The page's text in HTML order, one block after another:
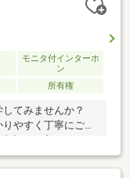
モニタ付インターホ
ン
所有権
てみませんか？
やすく丁寧にご説
404-1526♪